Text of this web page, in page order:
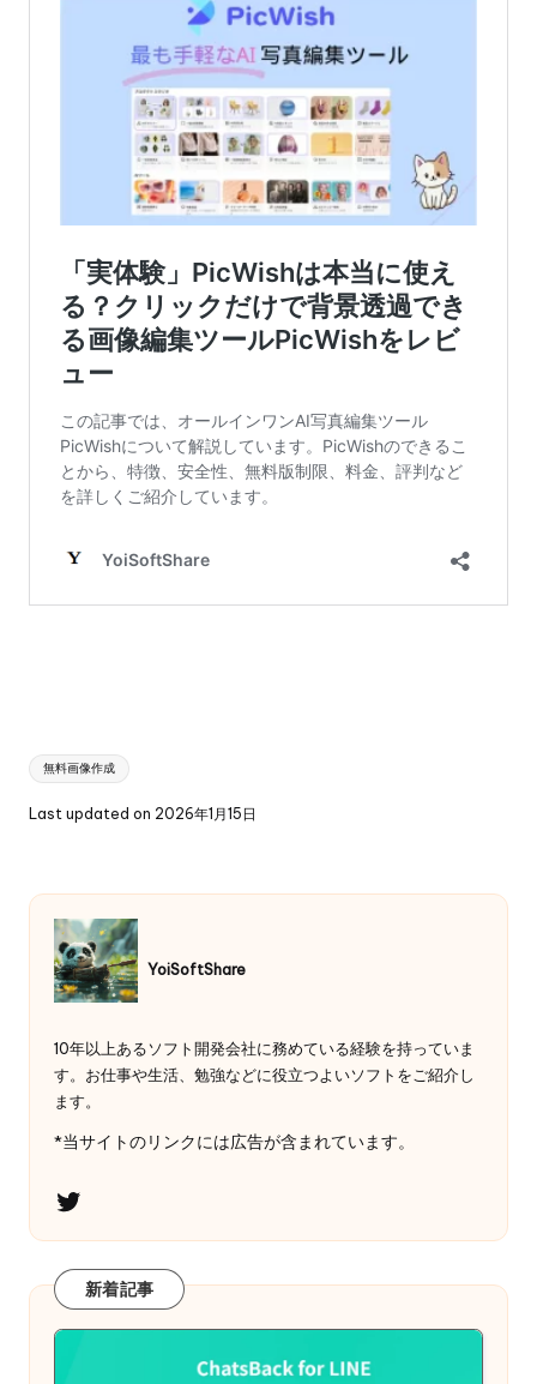
Tags:
無料画像作成
Last updated on 2026年1月15日
YoiSoftShare
10年以上あるソフト開発会社に務めている経験を持っていま
す。お仕事や生活、勉強などに役立つよいソフトをご紹介し
ます。
*当サイトのリンクには広告が含まれています。
Twitter
新着記事